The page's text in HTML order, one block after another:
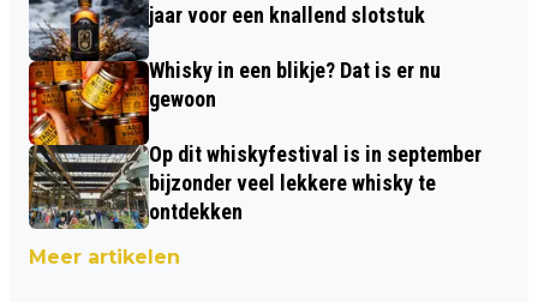
jaar voor een knallend slotstuk
Whisky in een blikje? Dat is er nu
gewoon
Op dit whiskyfestival is in september
bijzonder veel lekkere whisky te
ontdekken
Meer artikelen